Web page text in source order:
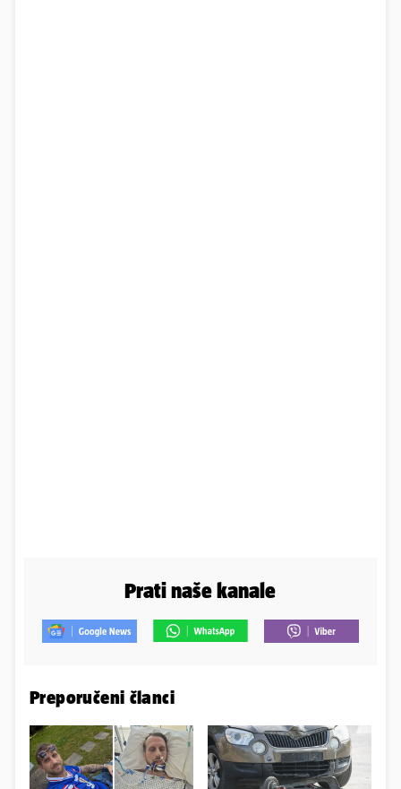
Prati naše kanale
Preporučeni članci